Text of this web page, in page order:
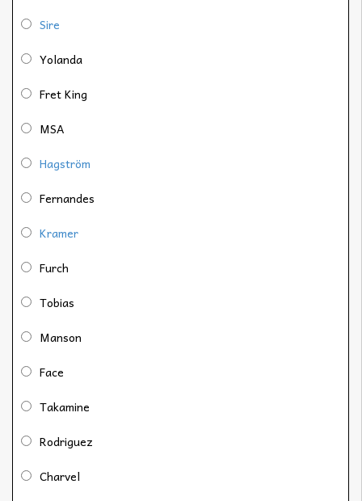
Sire
Yolanda
Fret King
MSA
Hagström
Fernandes
Kramer
Furch
Tobias
Manson
Face
Takamine
Rodriguez
Charvel